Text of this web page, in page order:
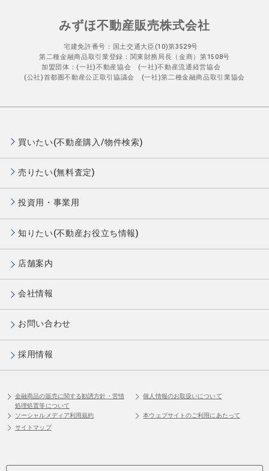
みずほ不動産販売株式会社
宅建免許番号：国土交通大臣(10)第3529号
第二種金融商品取引業登録：関東財務局長（金商）第1508号
加盟団体：(一社)不動産協会 (一社)不動産流通経営協会
(公社)首都圏不動産公正取引協議会 (一社)第二種金融商品取引業協会
買いたい(不動産購入/物件検索)
売りたい(無料査定)
投資用・事業用
知りたい(不動産お役立ち情報)
店舗案内
会社情報
お問い合わせ
採用情報
金融商品の販売に関する勧誘方針・苦情
処理処置等について
個人情報のお取扱いについて
ソーシャルメディア利用規約
本ウェブサイトのご利用にあたって
サイトマップ